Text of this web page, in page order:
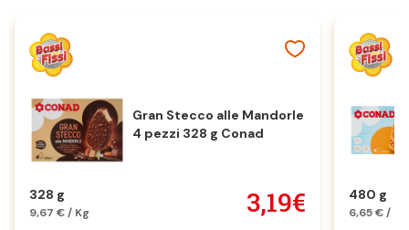
Gran Stecco alle Mandorle
4 pezzi 328 g Conad
328 g
9,67 € / Kg 3,19€ 480 g
6,65 € / Kg